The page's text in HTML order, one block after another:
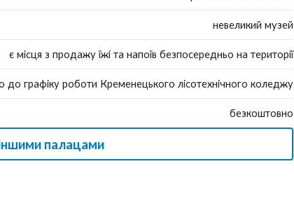
невеликий музей
є місця з продажу їжі та напоїв безпосередньо на території
до графіку роботи Кременецького лісотехнічного коледжу
безкоштовно
палацами